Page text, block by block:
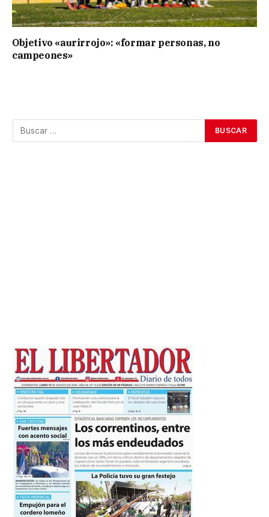
Objetivo «aurirrojo»: «formar personas, no
campeones»